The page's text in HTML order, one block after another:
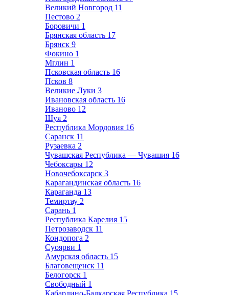
Великий Новгород 11
Пестово 2
Боровичи 1
Брянская область 17
Брянск 9
Фокино 1
Мглин 1
Псковская область 16
Псков 8
Великие Луки 3
Ивановская область 16
Иваново 12
Шуя 2
Республика Мордовия 16
Саранск 11
Рузаевка 2
Чувашская Республика — Чувашия 16
Чебоксары 12
Новочебоксарск 3
Карагандинская область 16
Караганда 13
Темиртау 2
Сарань 1
Республика Карелия 15
Петрозаводск 11
Кондопога 2
Суоярви 1
Амурская область 15
Благовещенск 11
Белогорск 1
Свободный 1
Кабардино-Балкарская Республика 15